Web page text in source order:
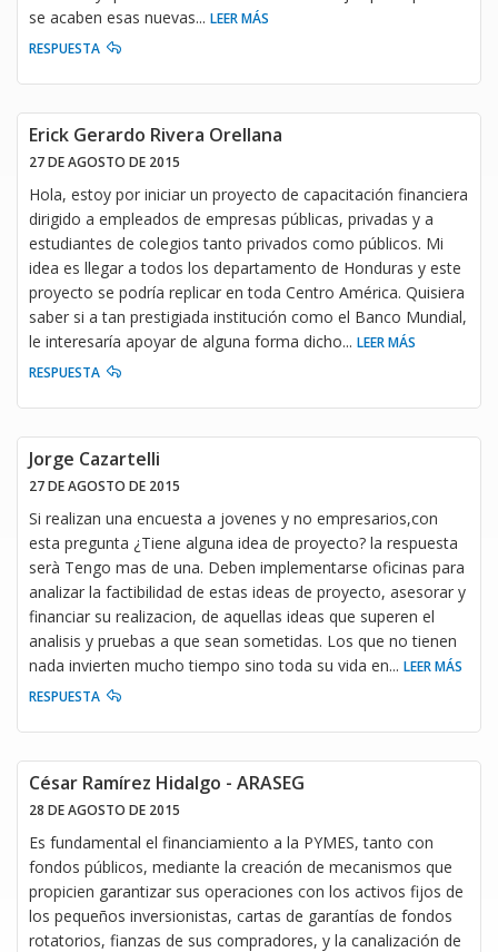
se acaben esas nuevas... LEER MÁS
RESPUESTA
Erick Gerardo Rivera Orellana
27 DE AGOSTO DE 2015
Hola, estoy por iniciar un proyecto de capacitación financiera
dirigido a empleados de empresas públicas, privadas y a
estudiantes de colegios tanto privados como públicos. Mi
idea es llegar a todos los departamento de Honduras y este
proyecto se podría replicar en toda Centro América. Quisiera
saber si a tan prestigiada institución como el Banco Mundial,
le interesaría apoyar de alguna forma dicho... LEER MÁS
RESPUESTA
Jorge Cazartelli
27 DE AGOSTO DE 2015
Si realizan una encuesta a jovenes y no empresarios,con
esta pregunta ¿Tiene alguna idea de proyecto? la respuesta
serà Tengo mas de una. Deben implementarse oficinas para
analizar la factibilidad de estas ideas de proyecto, asesorar y
financiar su realizacion, de aquellas ideas que superen el
analisis y pruebas a que sean sometidas. Los que no tienen
nada invierten mucho tiempo sino toda su vida en... LEER MÁS
RESPUESTA
César Ramírez Hidalgo - ARASEG
28 DE AGOSTO DE 2015
Es fundamental el financiamiento a la PYMES, tanto con
fondos públicos, mediante la creación de mecanismos que
propicien garantizar sus operaciones con los activos fijos de
los pequeños inversionistas, cartas de garantías de fondos
rotatorios, fianzas de sus compradores, y la canalización de